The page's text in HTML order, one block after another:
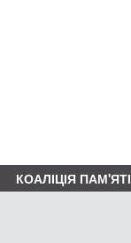
КОАЛІЦІЯ ПАМ'ЯТІ